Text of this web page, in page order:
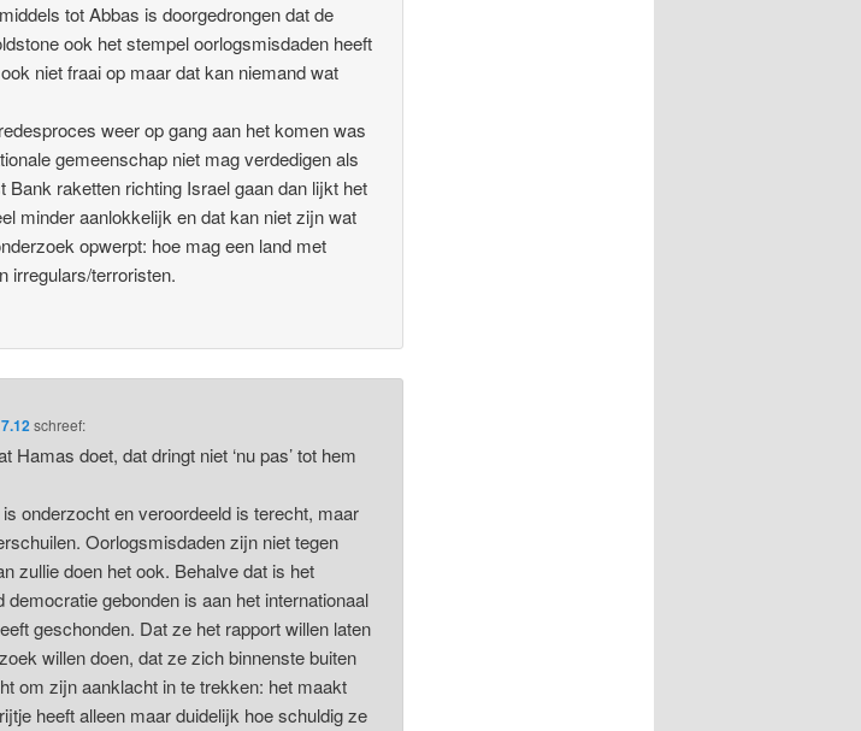
tot Abbas is doorgedrongen dat de
ook het stempel oorlogsmisdaden heeft
niet fraai op maar dat kan niemand wat
weer op gang aan het komen was
gemeenschap niet mag verdedigen als
Bank raketten richting Israel gaan dan lijkt het
minder aanlokkelijk en dat kan niet zijn wat
opwerpt: hoe mag een land met
irregulars/terroristen.
schreef:
Hamas doet, dat dringt niet ‘nu pas’ tot hem
onderzocht en veroordeeld is terecht, maar
Oorlogsmisdaden zijn niet tegen
zullie doen het ook. Behalve dat is het
gebonden is aan het internationaal
geschonden. Dat ze het rapport willen laten
willen doen, dat ze zich binnenste buiten
om zijn aanklacht in te trekken: het maakt
heeft alleen maar duidelijk hoe schuldig ze